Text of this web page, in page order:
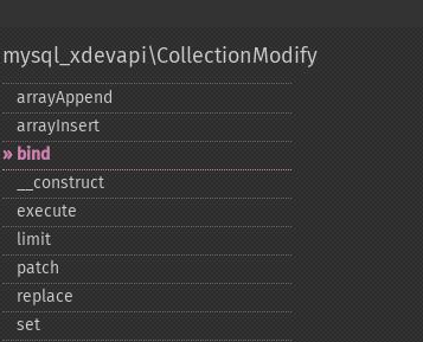
mysql_xdevapi\CollectionModify
arrayAppend
arrayInsert
bind
_​_​construct
execute
limit
patch
replace
set